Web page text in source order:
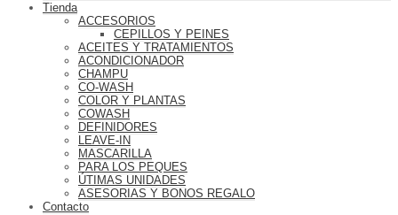
Tienda
ACCESORIOS
CEPILLOS Y PEINES
ACEITES Y TRATAMIENTOS
ACONDICIONADOR
CHAMPU
CO-WASH
COLOR Y PLANTAS
COWASH
DEFINIDORES
LEAVE-IN
MASCARILLA
PARA LOS PEQUES
ÚTIMAS UNIDADES
ASESORIAS Y BONOS REGALO
Contacto